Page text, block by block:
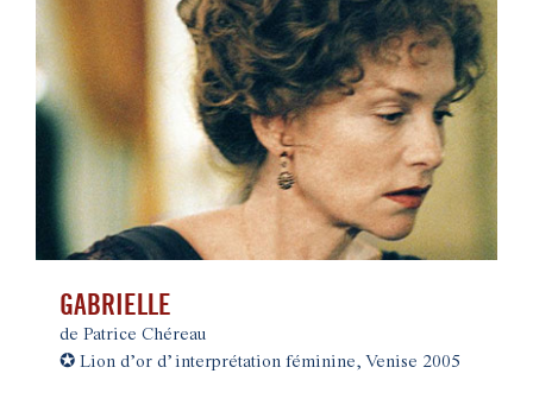
GABRIELLE
de Patrice Chéreau
✪ Lion d’or d’interprétation féminine, Venise 2005